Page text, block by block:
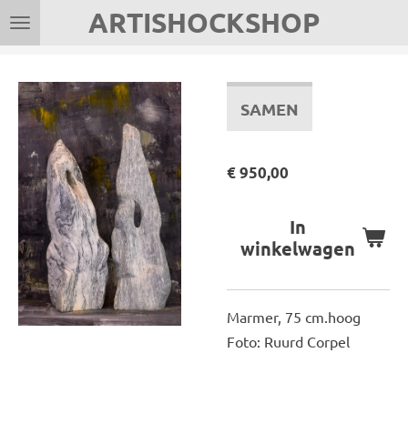
Ga
direct
de
hoofdinhoud
ARTISHOCKSHOP
SAMEN
€ 950,00
In
winkelwagen
Marmer, 75 cm.hoog
Foto: Ruurd Corpel